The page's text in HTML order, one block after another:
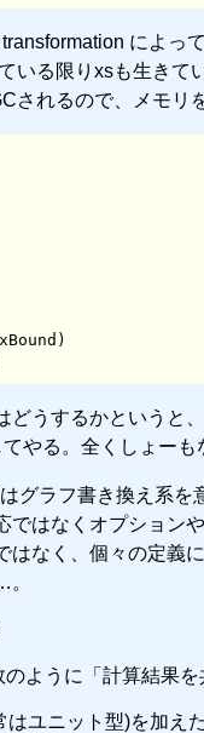
によっ
いる限りxsも生きて
されるので、メモリ
どうするかというと
やる。全くしょーも
ラフ書き換え系を
ではなくオプション
はなく、個々の定義
ように「計算結果
はユニット型)を加え